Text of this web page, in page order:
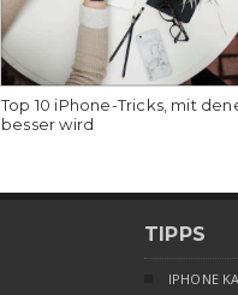
Top 10 iPhone-Tricks, mit
besser wird
TIPPS
IPHONE